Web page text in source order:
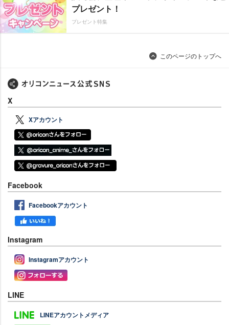
プレゼント！
プレゼント特集
このページのトップへ
X
Xアカウント
Facebook
Facebookアカウント
Instagram
Instagramアカウント
LINE
LINEアカウントメディア